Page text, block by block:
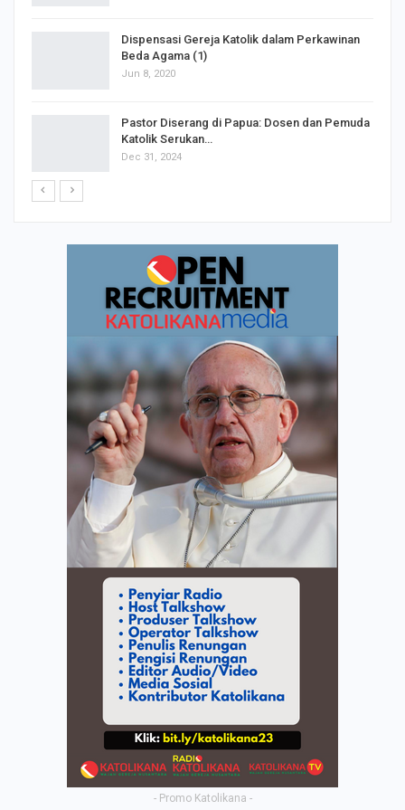
Dispensasi Gereja Katolik dalam Perkawinan
Beda Agama (1)
Jun 8, 2020
Pastor Diserang di Papua: Dosen dan Pemuda
Katolik Serukan…
Dec 31, 2024
- Promo Katolikana -